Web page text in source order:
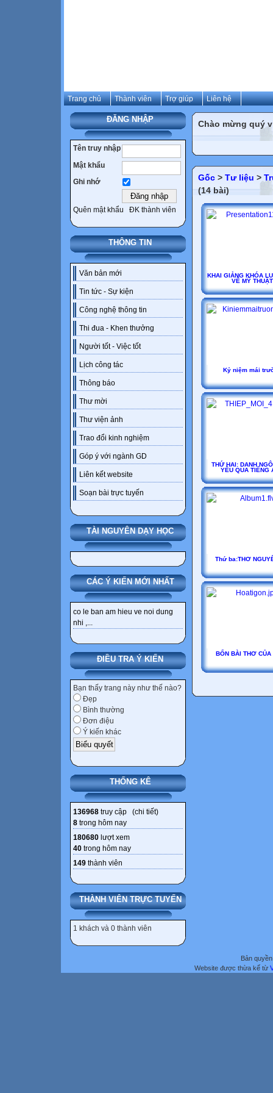
Trang chủ Thành viên Trợ giúp Liên hệ
ĐĂNG NHẬP
Tên truy nhập
Mật khẩu
Ghi nhớ
Quên mật khẩu ĐK thành viên
THÔNG TIN
Văn bản mới
Tin tức - Sự kiện
Công nghệ thông tin
Thi đua - Khen thưởng
Người tốt - Việc tốt
Lịch công tác
Thông báo
Thư mời
Thư viện ảnh
Trao đổi kinh nghiệm
Góp ý với ngành GD
Liên kết website
Soạn bài trực tuyến
TÀI NGUYÊN DẠY HỌC
CÁC Ý KIẾN MỚI NHẤT
co le ban am hieu ve noi dung
nhi ,...
ĐIỀU TRA Ý KIẾN
Bạn thấy trang này như thế nào?
Đẹp
Bình thường
Đơn điệu
Ý kiến khác
THỐNG KÊ
136968 truy cập (chi tiết)
8 trong hôm nay
180680 lượt xem
40 trong hôm nay
149 thành viên
THÀNH VIÊN TRỰC TUYẾN
1 khách và 0 thành viên
Chào mừng quý
Gốc > Tư liệu >
(14 bài)
KHAI GIẢNG KHÓA
VẼ MỸ THUẬT
Kỷ niệm mái
THỨ HAI: DANH
YÊU QUA TIẾNG
Thứ ba:THƠ
BỐN BÀI THƠ CỦA
Bản
Website được thừa kế từ